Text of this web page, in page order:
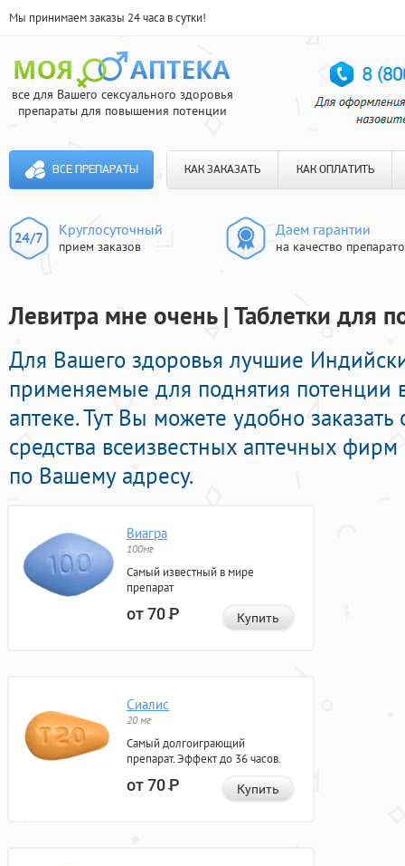
Мы принимаем заказы 24 часа в сутки!
все для Вашего сексуального здоровья
препараты для повышения потенции
ВСЕ ПРЕПАРАТЫ КАК ЗАКАЗАТЬ КАК ОПЛАТИТЬ
Круглосуточный
прием заказов
Даем гарантии
на качество
Левитра мне очень | Таблетки для
Для Вашего здоровья лучшие
применяемые для поднятия потенции
аптеке. Тут Вы можете удобно
средства всеизвестных аптечных фирм
по Вашему адресу.
Виагра
100мг
Самый известный в мире
препарат
от 70Р Купить
Сиалис
20 мг
Самый долгоиграющий
препарат. Эффект до 36 часов.
от 70Р Купить